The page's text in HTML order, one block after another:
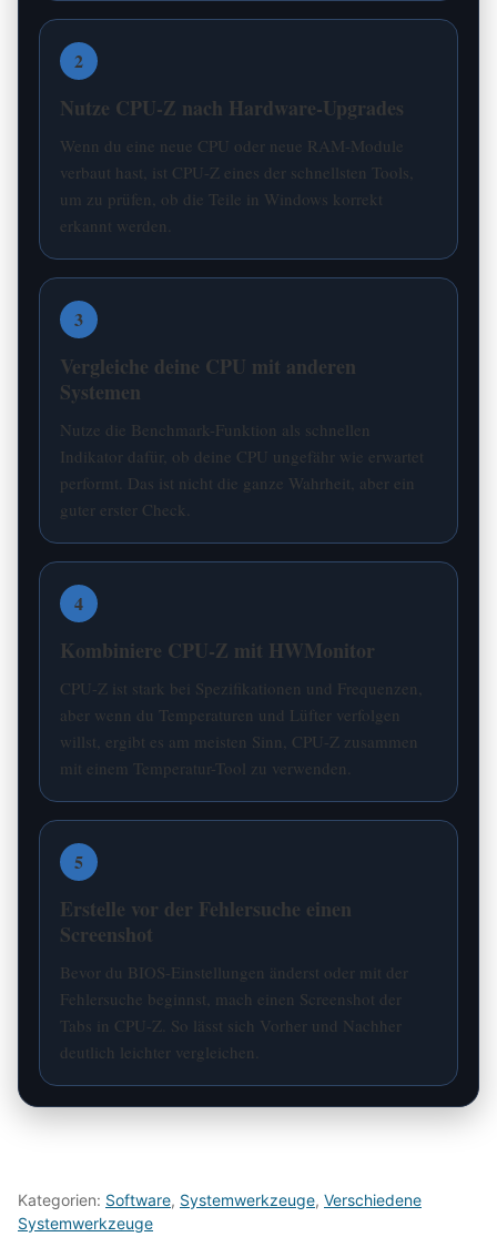
2
Nutze CPU-Z nach Hardware-Upgrades
Wenn du eine neue CPU oder neue RAM-Module
verbaut hast, ist CPU-Z eines der schnellsten Tools,
um zu prüfen, ob die Teile in Windows korrekt
erkannt werden.
3
Vergleiche deine CPU mit anderen
Systemen
Nutze die Benchmark-Funktion als schnellen
Indikator dafür, ob deine CPU ungefähr wie erwartet
performt. Das ist nicht die ganze Wahrheit, aber ein
guter erster Check.
4
Kombiniere CPU-Z mit HWMonitor
CPU-Z ist stark bei Spezifikationen und Frequenzen,
aber wenn du Temperaturen und Lüfter verfolgen
willst, ergibt es am meisten Sinn, CPU-Z zusammen
mit einem Temperatur-Tool zu verwenden.
5
Erstelle vor der Fehlersuche einen
Screenshot
Bevor du BIOS-Einstellungen änderst oder mit der
Fehlersuche beginnst, mach einen Screenshot der
Tabs in CPU-Z. So lässt sich Vorher und Nachher
deutlich leichter vergleichen.
Kategorien: Software, Systemwerkzeuge, Verschiedene
Systemwerkzeuge